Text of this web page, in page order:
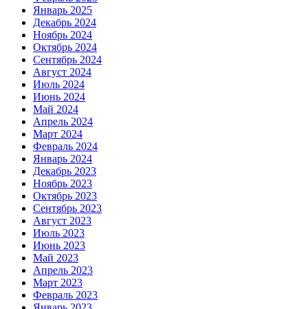
Январь 2025
Декабрь 2024
Ноябрь 2024
Октябрь 2024
Сентябрь 2024
Август 2024
Июль 2024
Июнь 2024
Май 2024
Апрель 2024
Март 2024
Февраль 2024
Январь 2024
Декабрь 2023
Ноябрь 2023
Октябрь 2023
Сентябрь 2023
Август 2023
Июль 2023
Июнь 2023
Май 2023
Апрель 2023
Март 2023
Февраль 2023